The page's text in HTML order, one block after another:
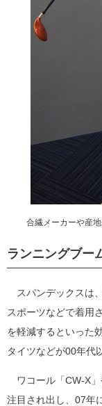
合繊メーカーや産
ランニングブー
スパンデックスは
スポーツなどで着用
を軽減するといった
タイツなどが00年代
ワコール「CW-X」
注目され出し、07年